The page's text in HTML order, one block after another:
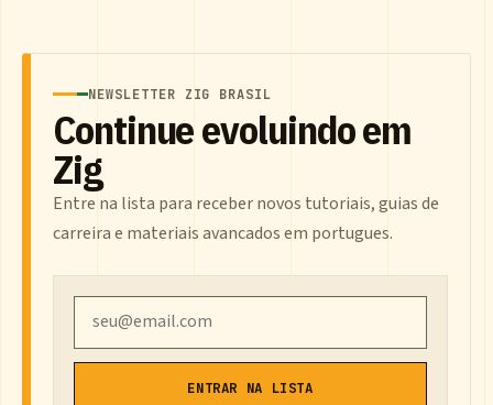
NEWSLETTER ZIG BRASIL
Continue evoluindo em
Zig
Entre na lista para receber novos tutoriais, guias de
carreira e materiais avancados em portugues.
ENTRAR NA LISTA